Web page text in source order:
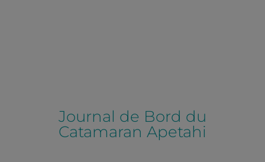
Journal de Bord du
Catamaran Apetahi